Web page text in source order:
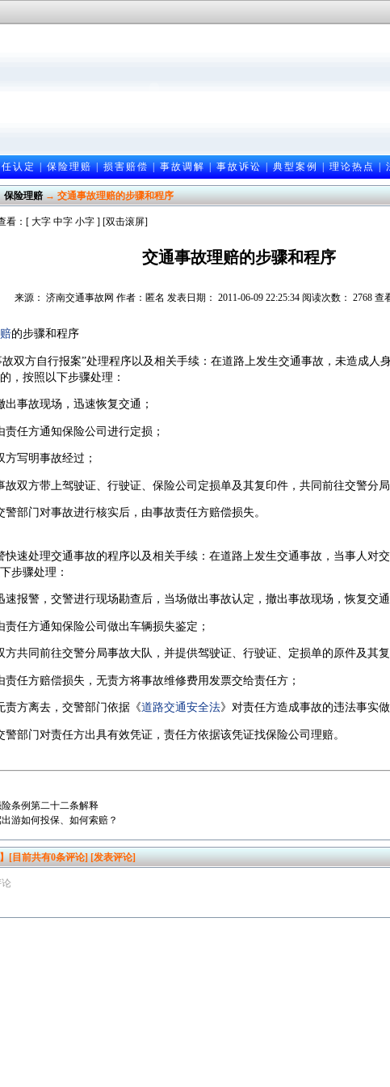
认定|保险理赔|损害赔偿|事故调解|事故诉讼|典型案例|理论热点|
保险理赔→ 交通事故理赔的步骤和程序
看：[ 大字 中字 小字] [双击滚屏]
交通事故理赔的步骤和程序
来源： 济南交通事故网 作者：匿名 发表日期： 2011-06-09 22:25:34 阅读次数： 2768 查
的步骤和程序
方自行报案”处理程序以及相关手续：在道路上发生交通事故，未造成人
，按照以下步骤处理：
事故现场，迅速恢复交通；
任方通知保险公司进行定损；
写明事故经过；
方带上驾驶证、行驶证、保险公司定损单及其复印件，共同前往交警分局
门对事故进行核实后，由事故责任方赔偿损失。
处理交通事故的程序以及相关手续：在道路上发生交通事故，当事人对
步骤处理：
警，交警进行现场勘查后，当场做出事故认定，撤出事故现场，恢复交通
任方通知保险公司做出车辆损失鉴定；
同前往交警分局事故大队，并提供驾驶证、行驶证、定损单的原件及其复
方赔偿损失，无责方将事故维修费用发票交给责任方；
方离去，交警部门依据《道路交通安全法》对责任方造成事故的违法事实做
门对责任方出具有效凭证，责任方依据该凭证找保险公司理赔。
条例第二十二条解释
出游如何投保、如何索赔？
[目前共有0条评论][发表评论]